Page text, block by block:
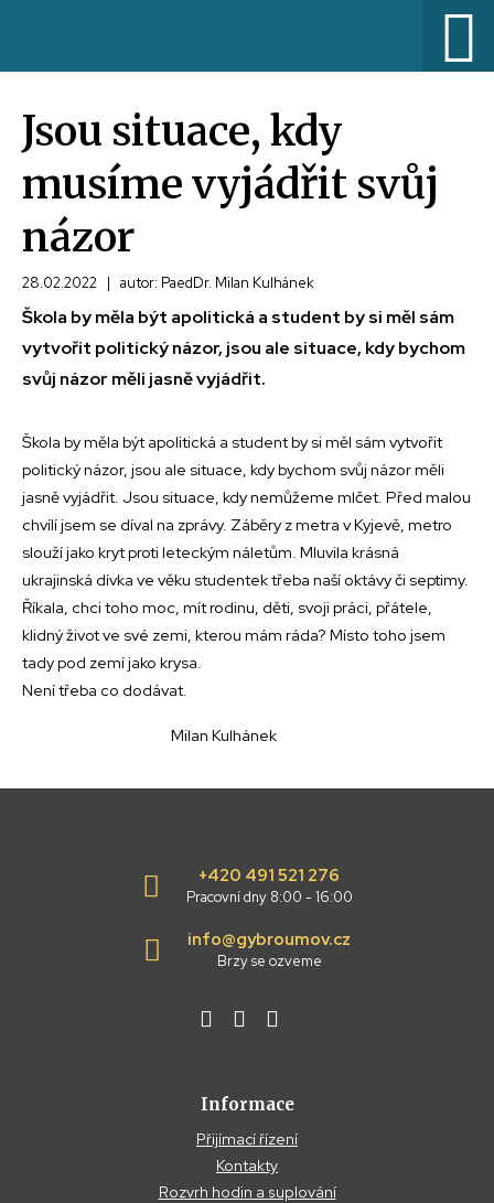
Jsou situace, kdy
musíme vyjádřit svůj
názor
28.02.2022 | autor: PaedDr. Milan Kulhánek
Škola by měla být apolitická a student by si měl sám
vytvořit politický názor, jsou ale situace, kdy bychom
svůj názor měli jasně vyjádřit.
Škola by měla být apolitická a student by si měl sám vytvořit
politický názor, jsou ale situace, kdy bychom svůj názor měli
jasně vyjádřit. Jsou situace, kdy nemůžeme mlčet. Před malou
chvílí jsem se díval na zprávy. Záběry z metra v Kyjevě, metro
slouží jako kryt proti leteckým náletům. Mluvila krásná
ukrajinská dívka ve věku studentek třeba naší oktávy či septimy.
Říkala, chci toho moc, mít rodinu, děti, svoji práci, přátele,
klidný život ve své zemi, kterou mám ráda? Místo toho jsem
tady pod zemí jako krysa.
Není třeba co dodávat.
Milan Kulhánek
+420 491 521 276
Pracovní dny 8:00 - 16:00
info@gybroumov.cz
Brzy se ozveme
Informace
Přijímací řízení
Kontakty
Rozvrh hodin a suplování